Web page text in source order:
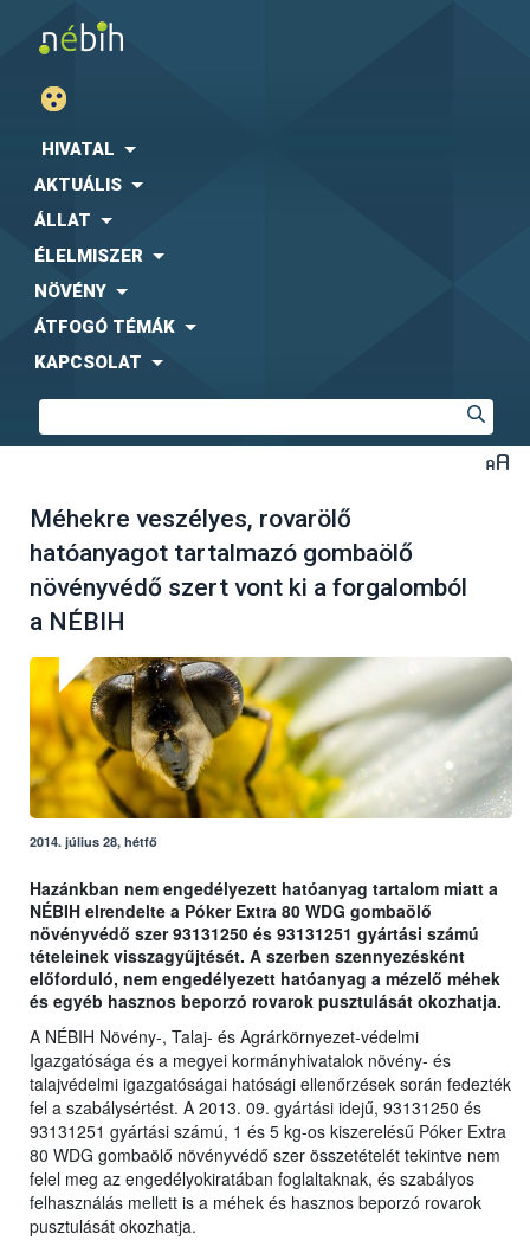
HIVATAL
AKTUÁLIS
ÁLLAT
ÉLELMISZER
NÖVÉNY
ÁTFOGÓ TÉMÁK
KAPCSOLAT
Méhekre veszélyes, rovarölő
hatóanyagot tartalmazó gombaölő
növényvédő szert vont ki a forgalomból
a NÉBIH
2014. július 28, hétfő
Hazánkban nem engedélyezett hatóanyag tartalom miatt a
NÉBIH elrendelte a Póker Extra 80 WDG gombaölő
növényvédő szer 93131250 és 93131251 gyártási számú
tételeinek visszagyűjtését. A szerben szennyezésként
előforduló, nem engedélyezett hatóanyag a mézelő méhek
és egyéb hasznos beporzó rovarok pusztulását okozhatja.
A NÉBIH Növény-, Talaj- és Agrárkörnyezet-védelmi
Igazgatósága és a megyei kormányhivatalok növény- és
talajvédelmi igazgatóságai hatósági ellenőrzések során fedezték
fel a szabálysértést. A 2013. 09. gyártási idejű, 93131250 és
93131251 gyártási számú, 1 és 5 kg-os kiszerelésű Póker Extra
80 WDG gombaölő növényvédő szer összetételét tekintve nem
felel meg az engedélyokiratában foglaltaknak, és szabályos
felhasználás mellett is a méhek és hasznos beporzó rovarok
pusztulását okozhatja.